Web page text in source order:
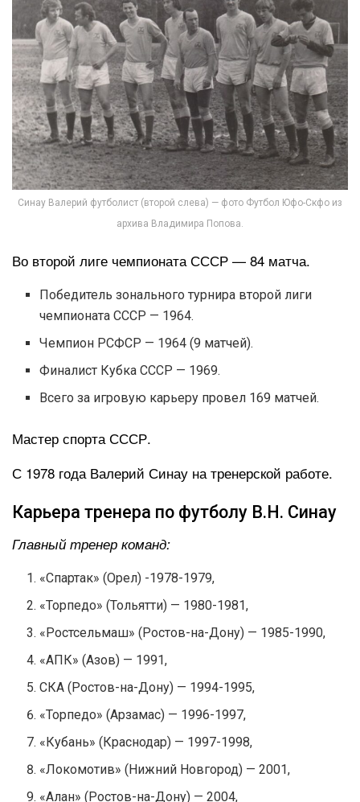
Синау Валерий футболист (второй слева) — фото Футбол Юфо-Скфо из
архива Владимира Попова.
Во второй лиге чемпионата СССР — 84 матча.
Победитель зонального турнира второй лиги
чемпионата СССР — 1964.
Чемпион РСФСР — 1964 (9 матчей).
Финалист Кубка СССР — 1969.
Всего за игровую карьеру провел 169 матчей.
Мастер спорта СССР.
С 1978 года Валерий Синау на тренерской работе.
Карьера тренера по футболу В.Н. Синау
Главный тренер команд:
«Спартак» (Орел) -1978-1979,
«Торпедо» (Тольятти) — 1980-1981,
«Ростсельмаш» (Ростов-на-Дону) — 1985-1990,
«АПК» (Азов) — 1991,
СКА (Ростов-на-Дону) — 1994-1995,
«Торпедо» (Арзамас) — 1996-1997,
«Кубань» (Краснодар) — 1997-1998,
«Локомотив» (Нижний Новгород) — 2001,
«Алан» (Ростов-на-Дону) — 2004,